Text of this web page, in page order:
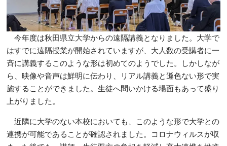
今年度は秋田県立大学からの遠隔講義となりました。大学で
はすでに遠隔授業が開始されていますが、大人数の受講者に一
斉に講義するこのような形は初めてのようでした。しかしなが
ら、映像や音声は鮮明に伝わり、リアル講義と遜色ない形で実
施することができました。生徒へ問いかける場面もあって盛り
上がりました。
近隣に大学のない本校においても、このような形で大学との
連携が可能であることが確認されました。コロナウィルスが収